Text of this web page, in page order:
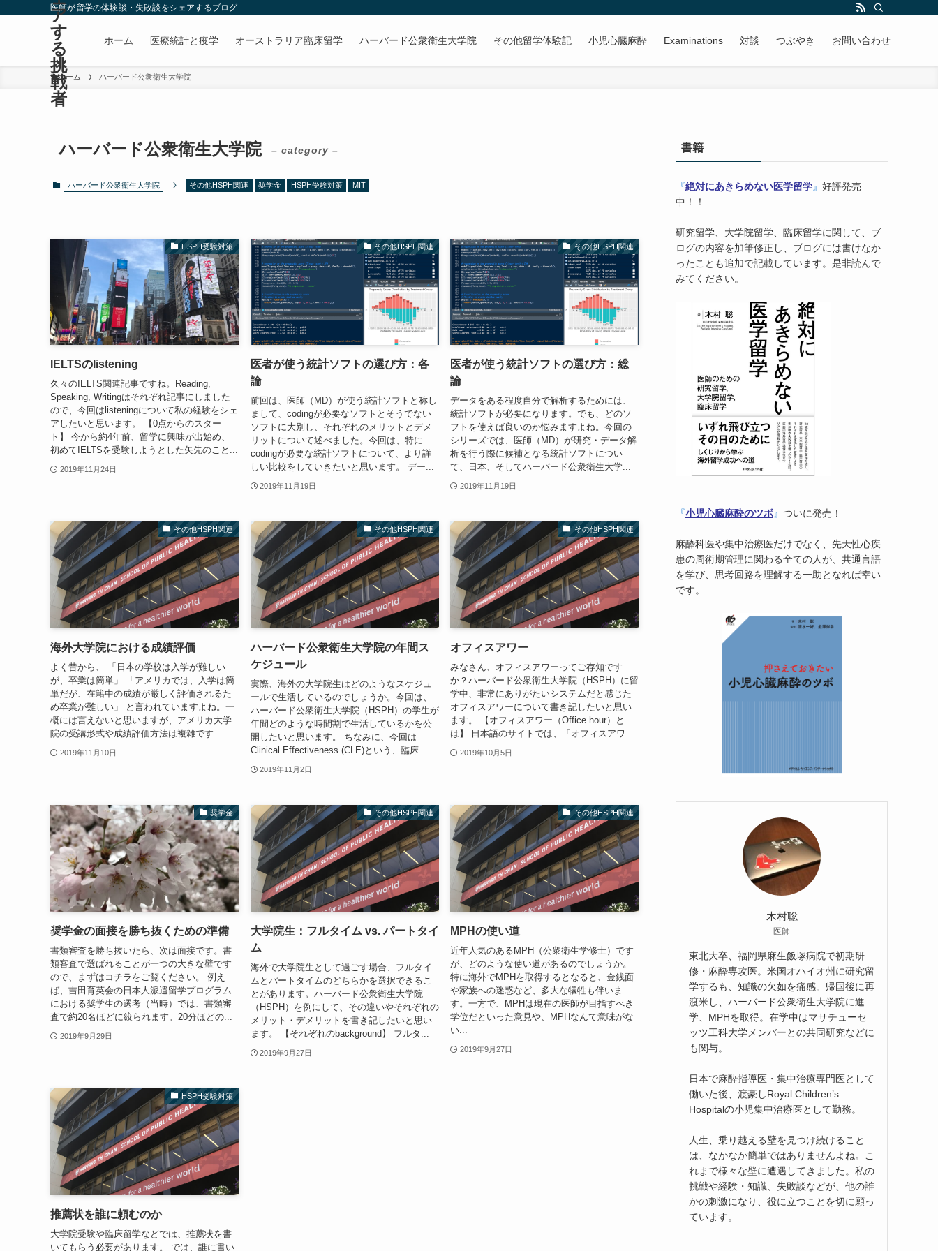
医師が留学の体験談・失敗談をシェアするブログ
ア
す
る
挑
戦
者
ホーム 医療統計と疫学 オーストラリア臨床留学 ハーバード公衆衛生大学院 その他留学体験記 小児心臓麻酔 Examinations 対談 つぶやき お問い合わせ
ホーム ハーバード公衆衛生大学院
ハーバード公衆衛生大学院 – category –
ハーバード公衆衛生大学院 その他HSPH関連 奨学金 HSPH受験対策 MIT
HSPH受験対策
IELTSのlistening
久々のIELTS関連記事ですね。Reading,
Speaking, Writingはそれぞれ記事にしました
ので、今回はlisteningについて私の経験をシェ
アしたいと思います。 【0点からのスター
ト】 今から約4年前、留学に興味が出始め、
初めてIELTSを受験しようとした矢先のこと...
2019年11月24日
その他HSPH関連
医者が使う統計ソフトの選び方：各
論
前回は、医師（MD）が使う統計ソフトと称し
まして、codingが必要なソフトとそうでない
ソフトに大別し、それぞれのメリットとデメ
リットについて述べました。今回は、特に
codingが必要な統計ソフトについて、より詳
しい比較をしていきたいと思います。 デー...
2019年11月19日
その他HSPH関連
医者が使う統計ソフトの選び方：総
論
データをある程度自分で解析するためには、
統計ソフトが必要になります。でも、どのソ
フトを使えば良いのか悩みますよね。今回の
シリーズでは、医師（MD）が研究・データ解
析を行う際に候補となる統計ソフトについ
て、日本、そしてハーバード公衆衛生大学...
2019年11月19日
その他HSPH関連
海外大学院における成績評価
よく昔から、 「日本の学校は入学が難しい
が、卒業は簡単」 「アメリカでは、入学は簡
単だが、在籍中の成績が厳しく評価されるた
め卒業が難しい」 と言われていますよね。一
概には言えないと思いますが、アメリカ大学
院の受講形式や成績評価方法は複雑です...
2019年11月10日
その他HSPH関連
ハーバード公衆衛生大学院の年間ス
ケジュール
実際、海外の大学院生はどのようなスケジュ
ールで生活しているのでしょうか。今回は、
ハーバード公衆衛生大学院（HSPH）の学生が
年間どのような時間割で生活しているかを公
開したいと思います。 ちなみに、今回は
Clinical Effectiveness (CLE)という、臨床...
2019年11月2日
その他HSPH関連
オフィスアワー
みなさん、オフィスアワーってご存知です
か？ハーバード公衆衛生大学院（HSPH）に留
学中、非常にありがたいシステムだと感じた
オフィスアワーについて書き記したいと思い
ます。 【オフィスアワー（Office hour）と
は】 日本語のサイトでは、「オフィスアワ...
2019年10月5日
奨学金
奨学金の面接を勝ち抜くための準備
書類審査を勝ち抜いたら、次は面接です。書
類審査で選ばれることが一つの大きな壁です
ので、まずはコチラをご覧ください。 例え
ば、吉田育英会の日本人派遣留学プログラム
における奨学生の選考（当時）では、書類審
査で約20名ほどに絞られます。20分ほどの...
2019年9月29日
その他HSPH関連
大学院生：フルタイム vs. パートタイ
ム
海外で大学院生として過ごす場合、フルタイ
ムとパートタイムのどちらかを選択できるこ
とがあります。ハーバード公衆衛生大学院
（HSPH）を例にして、その違いやそれぞれの
メリット・デメリットを書き記したいと思い
ます。 【それぞれのbackground】 フルタ...
2019年9月27日
その他HSPH関連
MPHの使い道
近年人気のあるMPH（公衆衛生学修士）です
が、どのような使い道があるのでしょうか。
特に海外でMPHを取得するとなると、金銭面
や家族への迷惑など、多大な犠牲も伴いま
す。一方で、MPHは現在の医師が目指すべき
学位だといった意見や、MPHなんて意味がな
い...
2019年9月27日
HSPH受験対策
推薦状を誰に頼むのか
大学院受験や臨床留学などでは、推薦状を書
いてもらう必要があります。 では、誰に書い
書籍
『絶対にあきらめない医学留学』 好評発売
中！！
研究留学、大学院留学、臨床留学に関して、ブ
ログの内容を加筆修正し、ブログには書けなか
ったことも追加で記載しています。是非読んで
みてください。
『小児心臓麻酔のツボ』 ついに発売！
麻酔科医や集中治療医だけでなく、先天性心疾
患の周術期管理に関わる全ての人が、共通言語
を学び、思考回路を理解する一助となれば幸い
です。
木村聡
医師
東北大卒、福岡県麻生飯塚病院で初期研
修・麻酔専攻医。米国オハイオ州に研究留
学するも、知識の欠如を痛感。帰国後に再
渡米し、ハーバード公衆衛生大学院に進
学、MPHを取得。在学中はマサチューセ
ッツ工科大学メンバーとの共同研究などに
も関与。
日本で麻酔指導医・集中治療専門医として
働いた後、渡豪しRoyal Children’s
Hospitalの小児集中治療医として勤務。
人生、乗り越える壁を見つけ続けること
は、なかなか簡単ではありませんよね。こ
れまで様々な壁に遭遇してきました。私の
挑戦や経験・知識、失敗談などが、他の誰
かの刺激になり、役に立つことを切に願っ
ています。